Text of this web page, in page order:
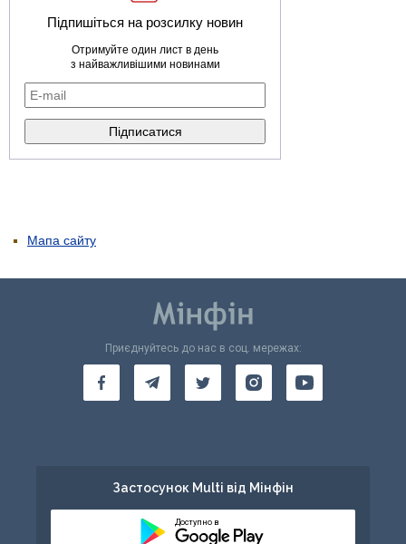
Підпишіться на розсилку новин
Отримуйте один лист в день
з найважливішими новинами
Мапа сайту
Приєднуйтесь до нас в соц. мережах:
Застосунок Multi від Мінфін
Доступно в